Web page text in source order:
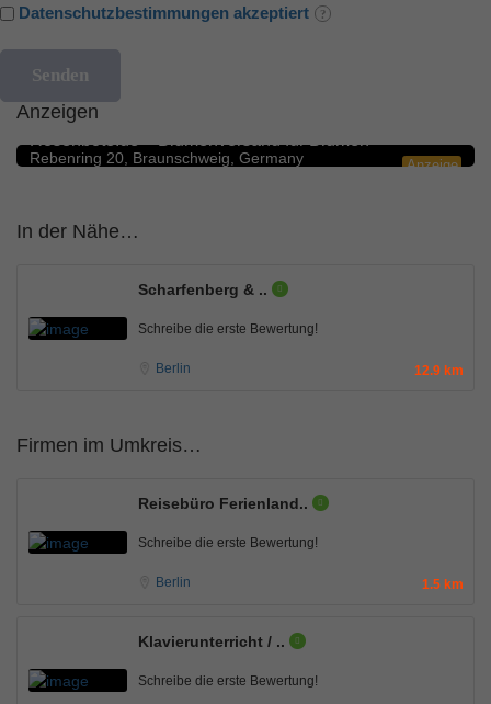
Datenschutzbestimmungen akzeptiert
Anzeigen
Anzeige
Blumengeschäfte
Rebenring 20, Braunschweig, Germany
In der Nähe…
Scharfenberg & ..
Schreibe die erste Bewertung!
Berlin 12.9 km
Firmen im Umkreis…
Reisebüro Ferienland..
Schreibe die erste Bewertung!
Berlin 1.5 km
Klavierunterricht / ..
Schreibe die erste Bewertung!